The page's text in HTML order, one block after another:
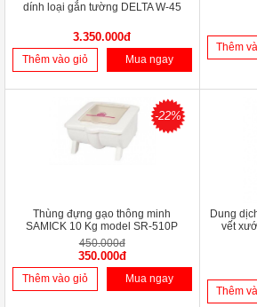
dính loại gắn tường DELTA W-45
3.350.000đ
Thêm vào giỏ Mua ngay
Thêm
-22%
Thùng đựng gạo thông minh
SAMICK 10 Kg model SR-510P
450.000đ
350.000đ
Thêm vào giỏ Mua ngay
Dung
vết
Thêm